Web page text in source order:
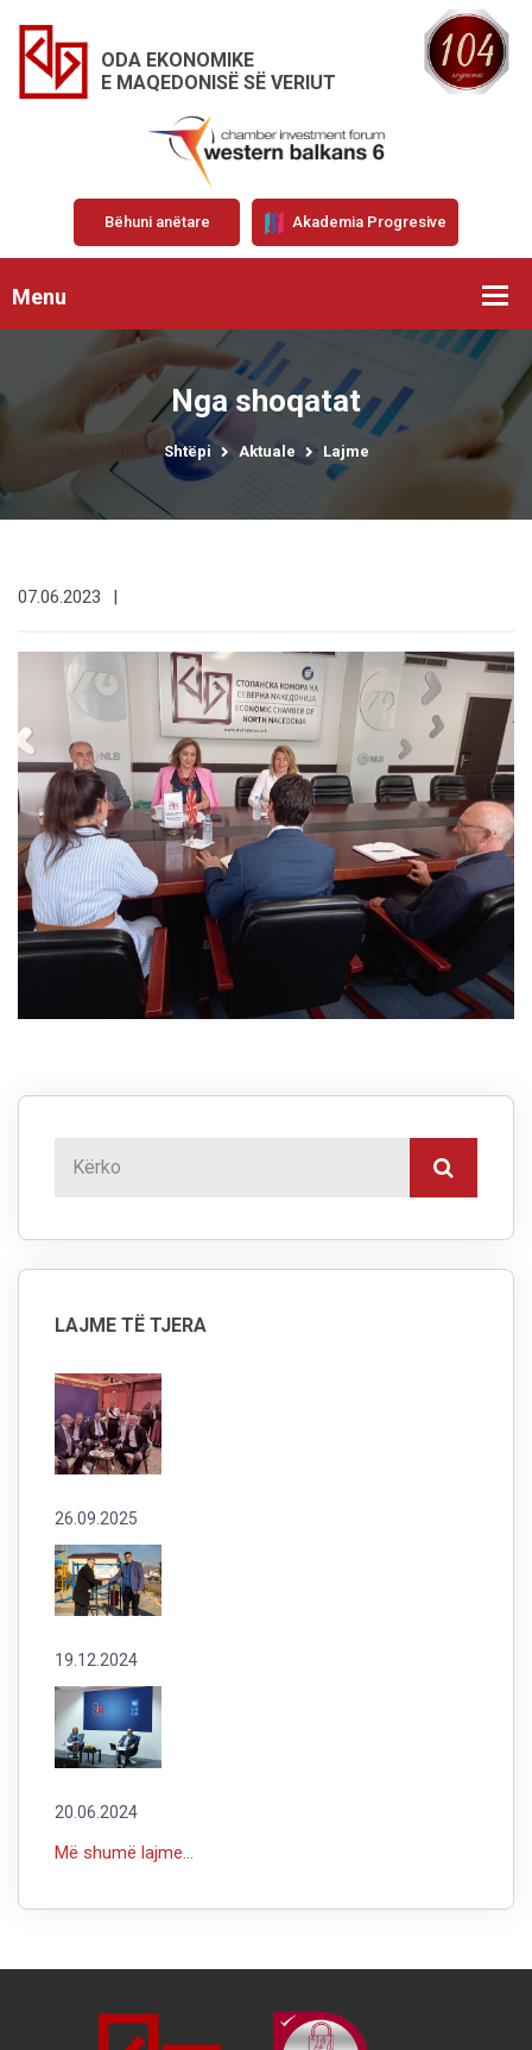
ODA EKONOMIKE
E MAQEDONISË SË VERIUT
Bëhuni anëtare Akademia Progresive
Menu
Nga shoqatat
Shtëpi Aktuale Lajme
07.06.2023 |
LAJME TË TJERA
26.09.2025
19.12.2024
20.06.2024
Më shumë lajme...